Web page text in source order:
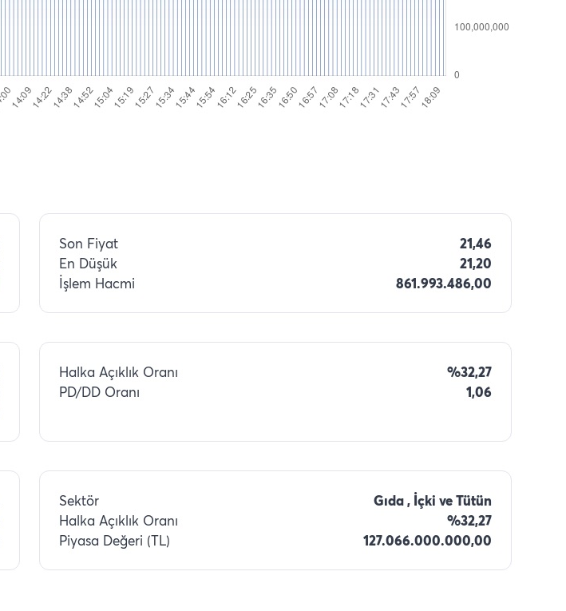
Son Fiyat
21,46
En Düşük
21,20
İşlem Hacmi
861.993.486,00
Halka Açıklık Oranı
%32,27
PD/DD Oranı
1,06
Sektör
Gıda , İçki ve Tütün
Halka Açıklık Oranı
%32,27
Piyasa Değeri (TL)
127.066.000.000,00